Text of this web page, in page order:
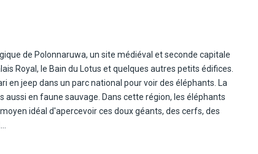
avec une pancarte à votre nom. Vous y
Route vers Dambulla ou Sigiriya. En cours de route,
Le temple troglodyte de Dambulla, également
et d'une façade pittoresque creusée à flanc de falaise
Abritant le célèbre temple troglodyte de Dambulla, site
de montagnes de quartz rose, Dambulla offre des
de Polonnaruwa, un site médiéval et seconde capitale
Royal, le Bain du Lotus et quelques autres petits édifices.
en jeep dans un parc national pour voir des éléphants. La
en faune sauvage. Dans cette région, les éléphants
idéal d'apercevoir ces doux géants, des cerfs, des